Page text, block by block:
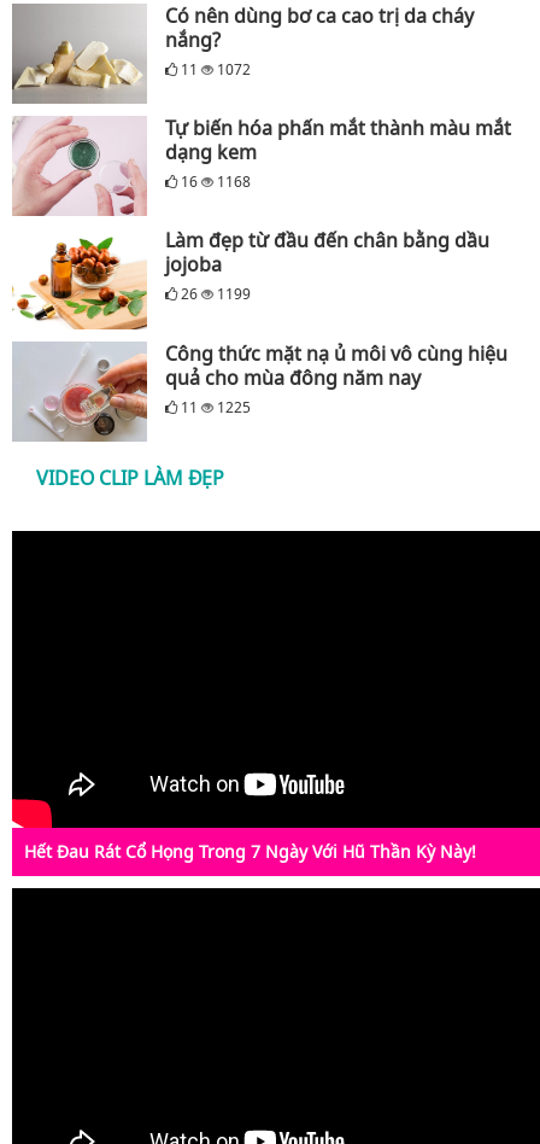
Có nên dùng bơ ca cao trị da cháy
nắng?
11 1072
Tự biến hóa phấn mắt thành màu mắt
dạng kem
16 1168
Làm đẹp từ đầu đến chân bằng dầu
jojoba
26 1199
Công thức mặt nạ ủ môi vô cùng hiệu
quả cho mùa đông năm nay
11 1225
VIDEO CLIP LÀM ĐẸP
Hết Đau Rát Cổ Họng Trong 7 Ngày Với Hũ Thần Kỳ Này!